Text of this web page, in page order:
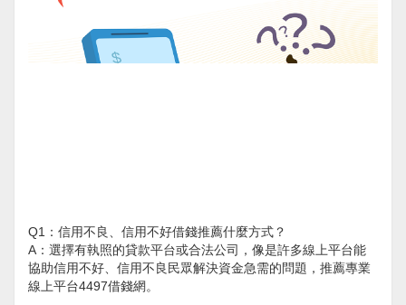
Q1：信用不良、信用不好借錢推薦什麼方式？
A：選擇有執照的貸款平台或合法公司，像是許多線上平台能
協助信用不好、信用不良民眾解決資金急需的問題，推薦專業
線上平台4497借錢網。